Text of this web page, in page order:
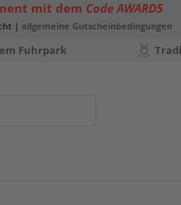
mit dem Code AWARD5
| allgemeine Gutscheinbedingungen
Fuhrpark